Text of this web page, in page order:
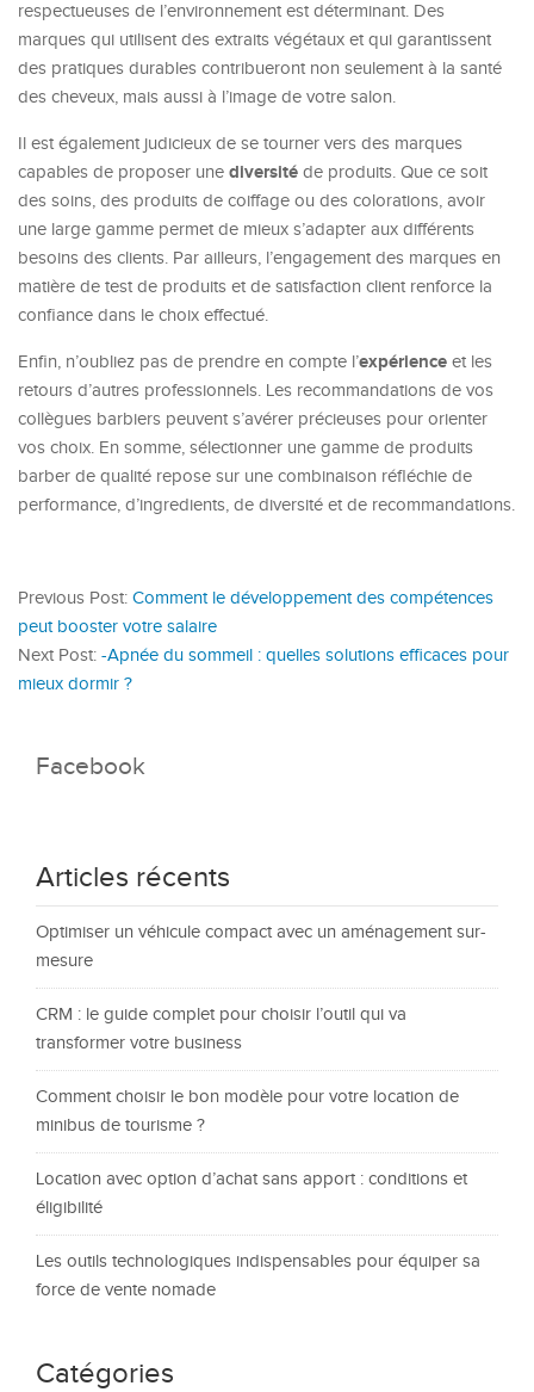
respectueuses de l’environnement est déterminant. Des
marques qui utilisent des extraits végétaux et qui garantissent
des pratiques durables contribueront non seulement à la santé
des cheveux, mais aussi à l’image de votre salon.
Il est également judicieux de se tourner vers des marques
capables de proposer une diversité de produits. Que ce soit
des soins, des produits de coiffage ou des colorations, avoir
une large gamme permet de mieux s’adapter aux différents
besoins des clients. Par ailleurs, l’engagement des marques en
matière de test de produits et de satisfaction client renforce la
confiance dans le choix effectué.
Enfin, n’oubliez pas de prendre en compte l’expérience et les
retours d’autres professionnels. Les recommandations de vos
collègues barbiers peuvent s’avérer précieuses pour orienter
vos choix. En somme, sélectionner une gamme de produits
barber de qualité repose sur une combinaison réfléchie de
performance, d’ingredients, de diversité et de recommandations.
Previous Post: Comment le développement des compétences
peut booster votre salaire
Next Post: -Apnée du sommeil : quelles solutions efficaces pour
mieux dormir ?
Facebook
Articles récents
Optimiser un véhicule compact avec un aménagement sur-
mesure
CRM : le guide complet pour choisir l’outil qui va
transformer votre business
Comment choisir le bon modèle pour votre location de
minibus de tourisme ?
Location avec option d’achat sans apport : conditions et
éligibilité
Les outils technologiques indispensables pour équiper sa
force de vente nomade
Catégories